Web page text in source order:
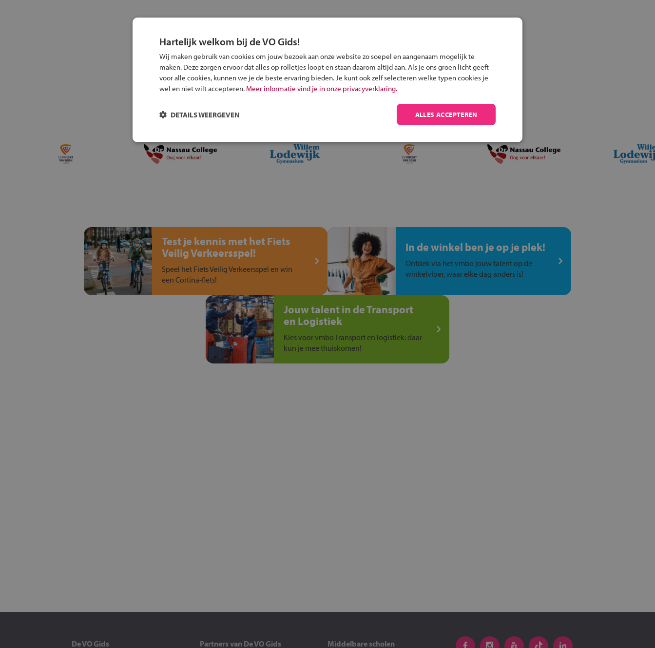
Inschrijven?
Alle informatie om je kind aan te melden bij
een middelbare school.
Test je kennis met het Fiets
Veilig Verkeersspel!
Speel het Fiets Veilig Verkeersspel en win
een Cortina-fiets!
In de winkel ben je op je plek!
Ontdek via het vmbo jouw talent op de
winkelvloer, waar elke dag anders is!
Jouw talent in de Transport
en Logistiek
Kies voor vmbo Transport en logistiek: daar
kun je mee thuiskomen!
De VO Gids Partners van De VO Gids Middelbare scholen
Hartelijk welkom bij de VO Gids!
Wij maken gebruik van cookies om jouw bezoek aan onze website zo soepel en aangenaam mogelijk te
maken. Deze zorgen ervoor dat alles op rolletjes loopt en staan daarom altijd aan. Als je ons groen licht geeft
voor alle cookies, kunnen we je de beste ervaring bieden. Je kunt ook zelf selecteren welke typen cookies je
wel en niet wilt accepteren. Meer informatie vind je in onze privacyverklaring.
ALLES ACCEPTEREN
DETAILS WEERGEVEN